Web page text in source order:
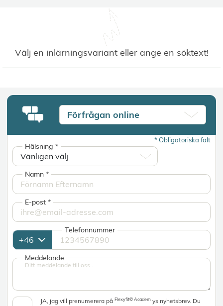
Välj en inlärningsvariant eller ange en söktext!
Förfrågan online
*Obligatoriska fält
Hälsning*
Namn*
E-post*
Telefonnummer
Meddelande
JA, jag vill prenumerera påFlexyfit© Academ ys nyhetsbrev. Du